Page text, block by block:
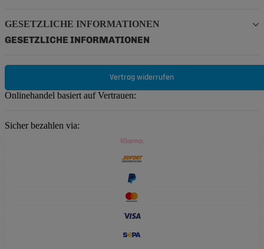
GESETZLICHE INFORMATIONEN
GESETZLICHE INFORMATIONEN
Vertrag widerrufen
Onlinehandel basiert auf Vertrauen:
Sicher bezahlen via: